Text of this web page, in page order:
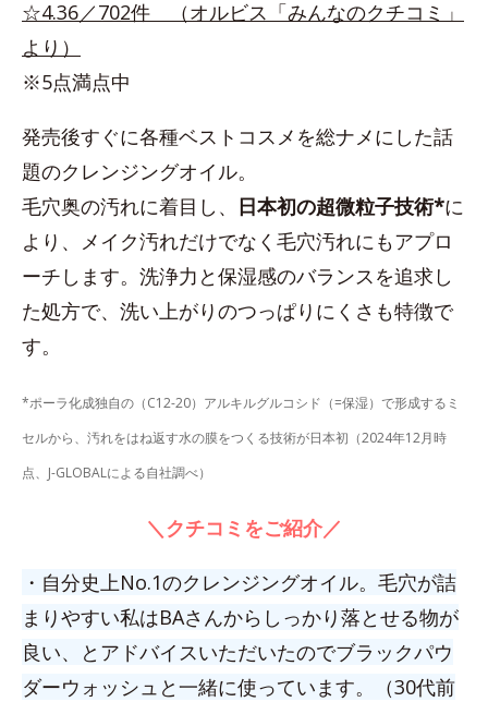
☆4.36／702件 （オルビス「みんなのクチコミ」
より）
※5点満点中
発売後すぐに各種ベストコスメを総ナメにした話
題のクレンジングオイル。
毛穴奥の汚れに着目し、 日本初の超微粒子技術*に
より、メイク汚れだけでなく毛穴汚れにもアプロ
ーチします。洗浄力と保湿感のバランスを追求し
た処方で、洗い上がりのつっぱりにくさも特徴で
す。
*ポーラ化成独自の（C12-20）アルキルグルコシド（=保湿）で形成するミ
セルから、汚れをはね返す水の膜をつくる技術が日本初（2024年12月時
点、J-GLOBALによる自社調べ）
＼クチコミをご紹介／
・自分史上No.1のクレンジングオイル。毛穴が詰
まりやすい私はBAさんからしっかり落とせる物が
良い、とアドバイスいただいたのでブラックパウ
ダーウォッシュと一緒に使っています。（30代前